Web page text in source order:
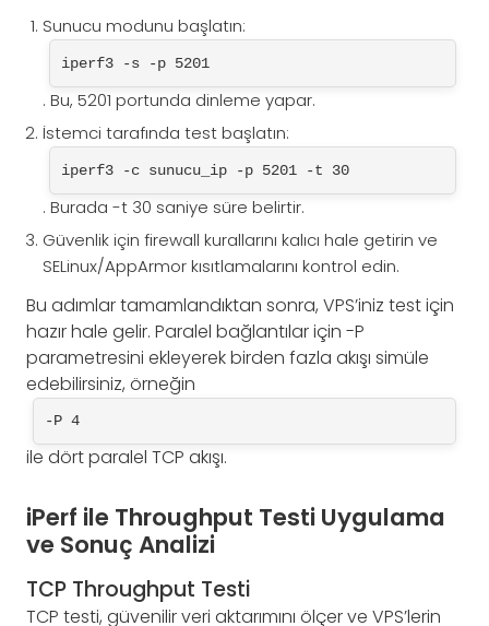
Sunucu modunu başlatın:
iperf3 -s -p 5201
. Bu, 5201 portunda dinleme yapar.
İstemci tarafında test başlatın:
iperf3 -c sunucu_ip -p 5201 -t 30
. Burada -t 30 saniye süre belirtir.
Güvenlik için firewall kurallarını kalıcı hale getirin ve
SELinux/AppArmor kısıtlamalarını kontrol edin.
Bu adımlar tamamlandıktan sonra, VPS’iniz test için
hazır hale gelir. Paralel bağlantılar için -P
parametresini ekleyerek birden fazla akışı simüle
edebilirsiniz, örneğin
-P 4
ile dört paralel TCP akışı.
iPerf ile Throughput Testi Uygulama
ve Sonuç Analizi
TCP Throughput Testi
TCP testi, güvenilir veri aktarımını ölçer ve VPS’lerin